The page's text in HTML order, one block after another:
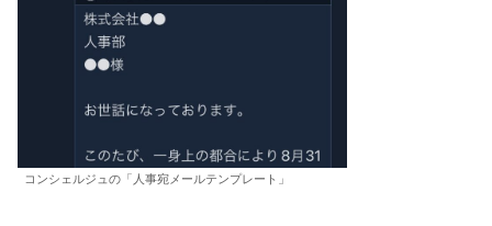
コンシェルジュの「人事宛メールテンプレート」